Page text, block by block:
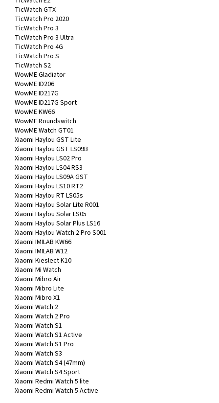
TicWatch GTX
TicWatch Pro 2020
TicWatch Pro 3
TicWatch Pro 3 Ultra
TicWatch Pro 4G
TicWatch Pro S
TicWatch S2
WowME Gladiator
WowME ID206
WowME ID217G
WowME ID217G Sport
WowME KW66
WowME Roundswitch
WowME Watch GT01
Xiaomi Haylou GST Lite
Xiaomi Haylou GST LS09B
Xiaomi Haylou LS02 Pro
Xiaomi Haylou LS04 RS3
Xiaomi Haylou LS09A GST
Xiaomi Haylou LS10 RT2
Xiaomi Haylou RT LS05s
Xiaomi Haylou Solar Lite R001
Xiaomi Haylou Solar LS05
Xiaomi Haylou Solar Plus LS16
Xiaomi Haylou Watch 2 Pro S001
Xiaomi IMILAB KW66
Xiaomi IMILAB W12
Xiaomi Kieslect K10
Xiaomi Mi Watch
Xiaomi Mibro Air
Xiaomi Mibro Lite
Xiaomi Mibro X1
Xiaomi Watch 2
Xiaomi Watch 2 Pro
Xiaomi Watch S1
Xiaomi Watch S1 Active
Xiaomi Watch S1 Pro
Xiaomi Watch S3
Xiaomi Watch S4 (47mm)
Xiaomi Watch S4 Sport
Xiaomi Redmi Watch 5 lite
Xiaomi Redmi Watch 5 Active